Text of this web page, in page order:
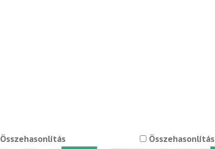
Összehasonlítás Összehasonlítás